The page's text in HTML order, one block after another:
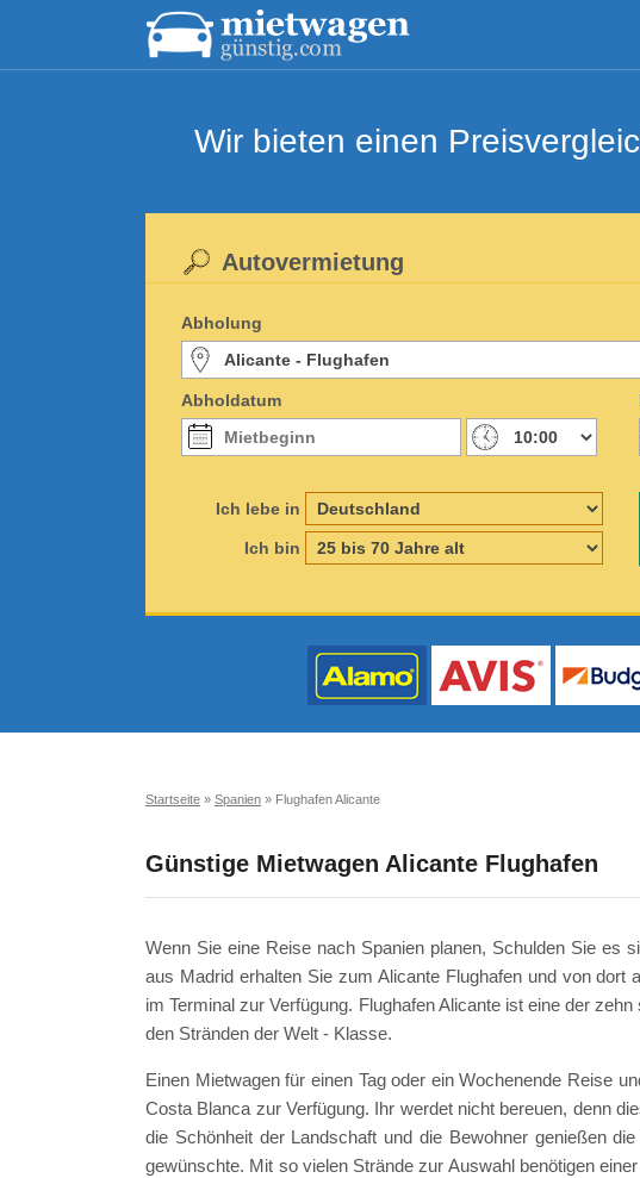
Wir bieten einen
Autovermietung
Abholung
Abholdatum
Ich lebe in
Ich bin
Startseite » Spanien » Flughafen Alicante
Günstige Mietwagen Alicante Flughafen
Wenn Sie eine Reise nach Spanien planen, Schulden Sie es
aus Madrid erhalten Sie zum Alicante Flughafen und von
im Terminal zur Verfügung. Flughafen Alicante ist eine der
den Stränden der Welt - Klasse.
Einen Mietwagen für einen Tag oder ein Wochenende Reise
Costa Blanca zur Verfügung. Ihr werdet nicht bereuen, denn
die Schönheit der Landschaft und die Bewohner genießen
gewünschte. Mit so vielen Strände zur Auswahl benötigen